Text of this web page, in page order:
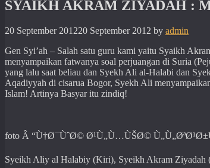
SYAIKH AKRAM ZIYADAH :
20 September 201220 September 2012 by admin
Gen Syi’ah – Salah satu guru kami yaitu Syaikh
menyampaikan fatwanya soal perjuangan di Suria
yang lalu saat beliau dan Syekh Ali al-Halabi dan
Aqadiyyah di cisarua Bogor, Syekh Ali
Islam! Artinya Basyar itu zindiq!
foto Â “Ù†Ø¯ÙˆØ© Ø¹Ù„Ù…ÙŠØ©
Syeikh Aliy al Halabiy (Kiri), Syeikh Akram Ziyadah